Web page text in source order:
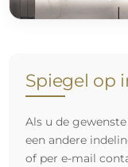
Spiegel op
Als u de
een andere
of per e-mail